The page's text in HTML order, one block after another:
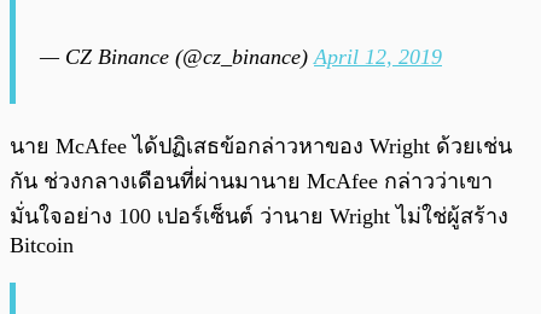
— CZ Binance (@cz_binance) April 12, 2019
นาย McAfee ได้ปฏิเสธข้อกล่าวหาของ Wright ด้วยเช่น
กัน ช่วงกลางเดือนที่ผ่านมานาย McAfee กล่าวว่าเขา
มั่นใจอย่าง 100 เปอร์เซ็นต์ ว่านาย Wright ไม่ใช่ผู้สร้าง
Bitcoin